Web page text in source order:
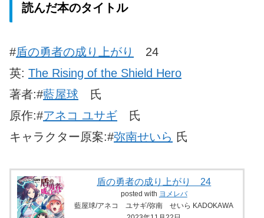
読んだ本のタイトル
#盾の勇者の成り上がり
24
英: The Rising of the Shield Hero
著者:#藍屋球 氏
原作:#アネコ ユサギ 氏
キャラクター原案:#弥南せいら 氏
盾の勇者の成り上がり 24
posted with ヨメレバ
藍屋球/アネコ ユサギ/弥南 せいら KADOKAWA